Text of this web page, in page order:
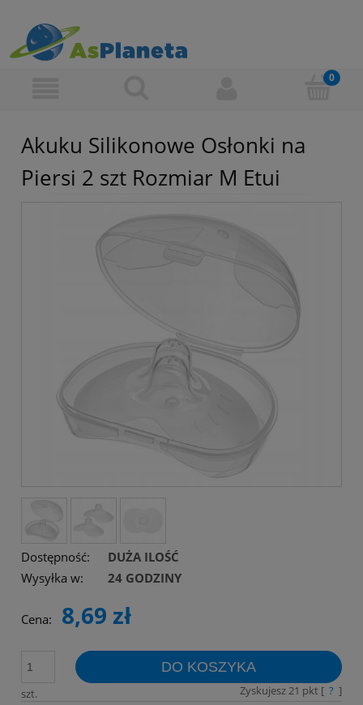
Akuku Silikonowe Osłonki na
Piersi 2 szt Rozmiar M Etui
Dostępność:
DUŻA ILOŚĆ
Wysyłka w:
24 GODZINY
Cena: 8,69 zł
szt.
DO KOSZYKA
Zyskujesz21 pkt [ ? ]